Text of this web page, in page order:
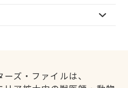
ズ・ファイルは、